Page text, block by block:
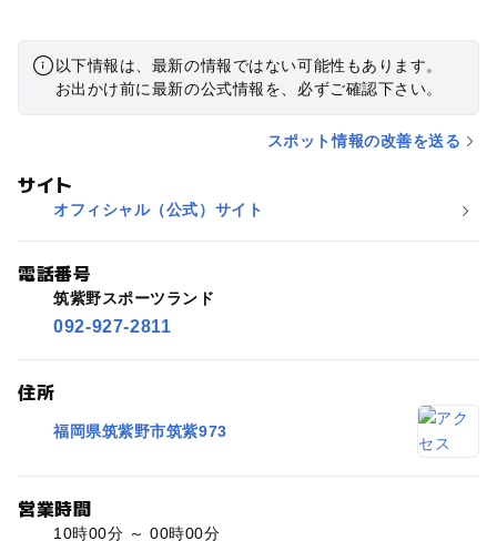
以下情報は、最新の情報ではない可能性もあります。
お出かけ前に最新の公式情報を、必ずご確認下さい。
スポット情報の改善を送る
サイト
オフィシャル（公式）サイト
電話番号
筑紫野スポーツランド
092-927-2811
住所
福岡県筑紫野市筑紫973
営業時間
10時00分 ～ 00時00分